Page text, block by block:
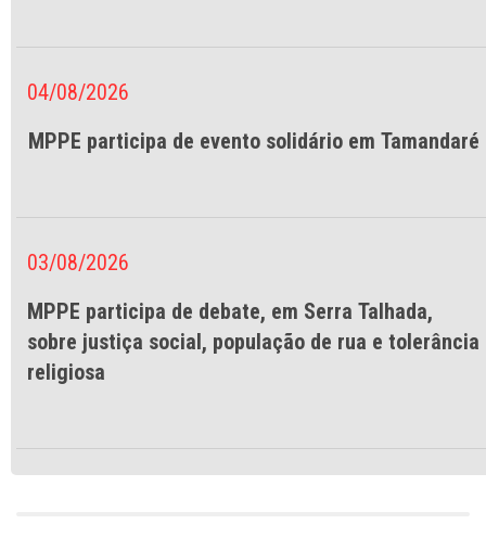
04/08/2026
MPPE participa de evento solidário em Tamandaré
03/08/2026
MPPE participa de debate, em Serra Talhada,
sobre justiça social, população de rua e tolerância
religiosa